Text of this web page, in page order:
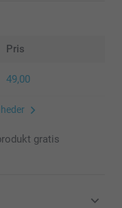
Pris
49,00
gratis